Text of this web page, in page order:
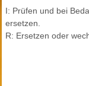
I: Prüfen und bei
ersetzen.
R: Ersetzen oder